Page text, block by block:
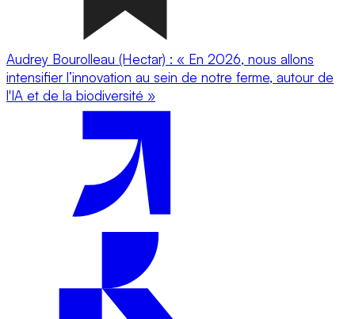
Audrey Bourolleau (Hectar) : « En 2026, nous allons
intensifier l’innovation au sein de notre ferme, autour de
l'IA et de la biodiversité »